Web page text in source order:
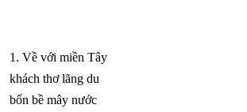
1. Về với miền Tây
khách thơ lãng du
bốn bề mây nước